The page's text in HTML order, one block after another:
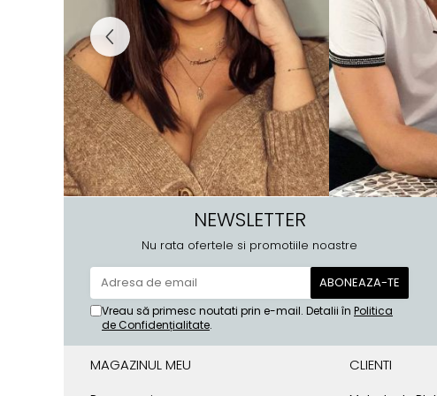
NEWSLETTER
Nu rata ofertele si promotiile noastre
Vreau să primesc noutati prin e-mail. Detalii în Politica
de Confidențialitate.
MAGAZINUL MEU CLIENTI